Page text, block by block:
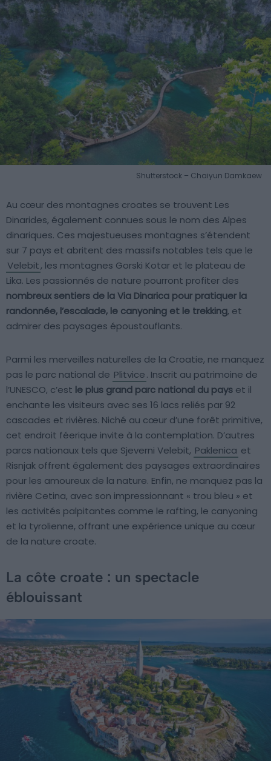
Shutterstock – Chaiyun Damkaew
Au cœur des montagnes croates se trouvent Les
Dinarides, également connues sous le nom des Alpes
dinariques. Ces majestueuses montagnes s’étendent
sur 7 pays et abritent des massifs notables tels que le
Velebit, les montagnes Gorski Kotar et le plateau de
Lika. Les passionnés de nature pourront profiter des
nombreux sentiers de la Via Dinarica pour pratiquer la
randonnée, l’escalade, le canyoning et le trekking, et
admirer des paysages époustouflants.
Parmi les merveilles naturelles de la Croatie, ne manquez
pas le parc national de Plitvice. Inscrit au patrimoine de
l’UNESCO, c’est le plus grand parc national du pays et il
enchante les visiteurs avec ses 16 lacs reliés par 92
cascades et rivières. Niché au cœur d’une forêt primitive,
cet endroit féerique invite à la contemplation. D’autres
parcs nationaux tels que Sjeverni Velebit, Paklenica et
Risnjak offrent également des paysages extraordinaires
pour les amoureux de la nature. Enfin, ne manquez pas la
rivière Cetina, avec son impressionnant « trou bleu » et
les activités palpitantes comme le rafting, le canyoning
et la tyrolienne, offrant une expérience unique au cœur
de la nature croate.
La côte croate : un spectacle
éblouissant